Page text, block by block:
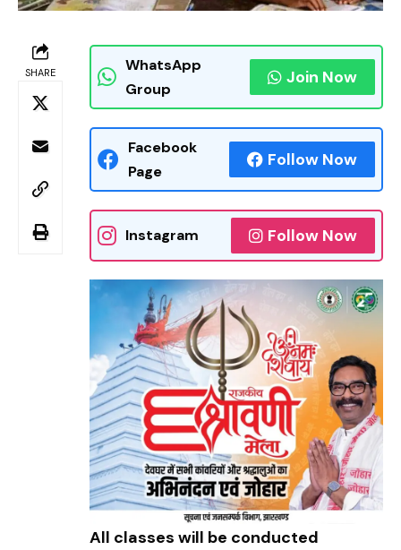
SHARE
WhatsApp
Group
Join Now
Facebook
Page
Follow Now
Instagram Follow Now
All classes will be conducted